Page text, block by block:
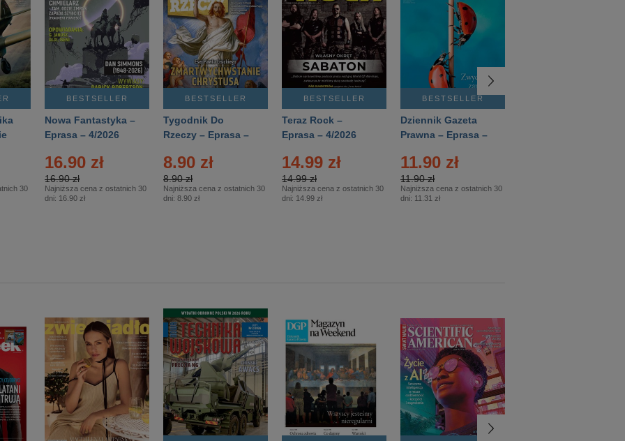
30
BESTSELLER
Nowa Fantastyka –
Eprasa – 4/2026
16.90 zł
16.90 zł
Najniższa cena z ostatnich 30
dni: 16.90 zł
BESTSELLER
Tygodnik Do
Rzeczy – Eprasa –
8.90 zł
8.90 zł
Najniższa cena z ostatnich 30
dni: 8.90 zł
BESTSELLER
Teraz Rock –
Eprasa – 4/2026
14.99 zł
14.99 zł
Najniższa cena z ostatnich 30
dni: 14.99 zł
BESTSELLER
Dziennik Gazeta
Prawna – Eprasa –
11.90 zł
11.90 zł
Najniższa cena z ostatnich 30
dni: 11.31 zł